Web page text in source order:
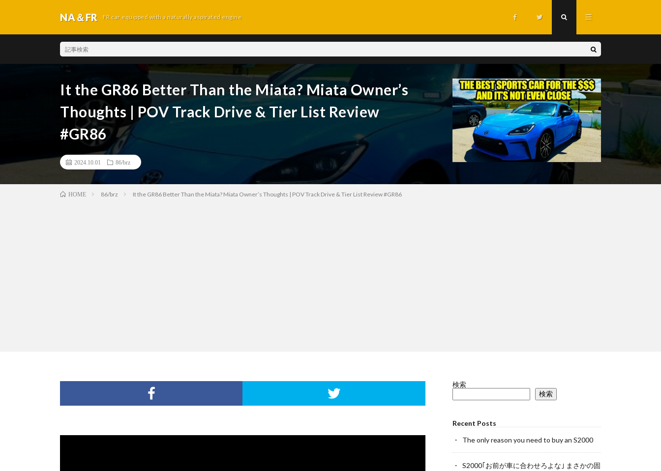
NA＆FR FR car equipped with a naturally aspirated engine
It the GR86 Better Than the Miata? Miata Owner’s
Thoughts | POV Track Drive & Tier List Review
#GR86
2024.10.01 86/brz
HOME 86/brz It the GR86 Better Than the Miata? Miata Owner’s Thoughts | POV Track Drive & Tier List Review #GR86
検索
検索
Recent Posts
The only reason you need to buy an S2000
S2000｢お前が車に合わせろよな｣ まさかの固